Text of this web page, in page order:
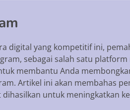
digital yang kompetitif ini,
sebagai salah satu
membantu Anda
Artikel ini akan membahas
untuk meningkatkan